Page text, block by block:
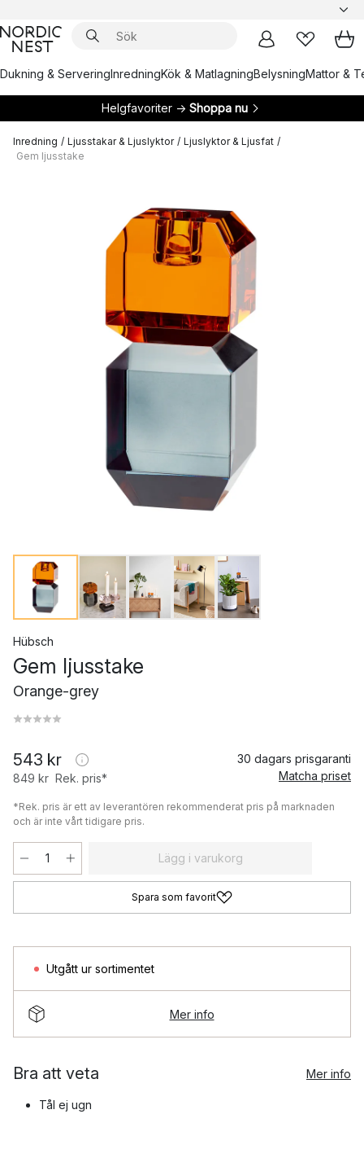
Dukning & ServeringInredningKök & MatlagningBelysningMattor &
Helgfavoriter → Shoppa nu
Inredning / Ljusstakar & Ljuslyktor / Ljuslyktor & Ljusfat /
Gem ljusstake
Hübsch
Gem ljusstake
Orange-grey
543 kr
849 kr Rek. pris*
30 dagars prisgaranti
Matcha priset
*Rek. pris är ett av leverantören rekommenderat pris på marknaden
och är inte vårt tidigare pris.
Lägg i varukorg
Spara som favorit
Utgått ur sortimentet
Mer info
Bra att veta Mer info
Tål ej ugn